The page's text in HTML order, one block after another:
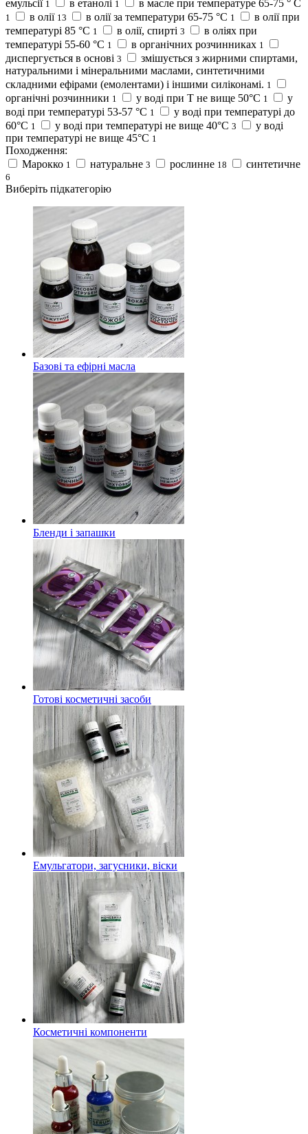
емульсії 1 в етанолі 1 в масле при температуре 65-75 ° C
1 в олії 13 в олії за температури 65-75 °C 1
в олії при
температурі 85 °С 1 в олії, спирті 3
в оліях при
температурі 55-60 °C 1 в органічних розчинниках 1
диспергується в основі 3
змішується з жирними спиртами,
натуральними і мінеральними маслами, синтетичними
складними ефірами (емолентами) і іншими силіконамі. 1
органічні розчинники 1 у воді при Т не вище 50°С 1
у
воді при температурі 53-57 °С 1
у воді при температурі до
60°C 1 у воді при температурі не вище 40°С 3
у воді
при температурі не вище 45°C 1
Походження:
Марокко 1 натуральне 3 рослинне 18 синтетичне
6
Виберіть підкатегорію
Базові та ефірні масла
Бленди і запашки
Готові косметичні засоби
Емульгатори, загусники, віски
Косметичні компоненти